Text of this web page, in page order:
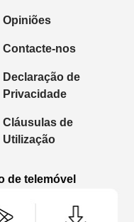
Opiniões
Contacte-nos
Declaração de
Privacidade
Cláusulas de
Utilização
de telemóvel